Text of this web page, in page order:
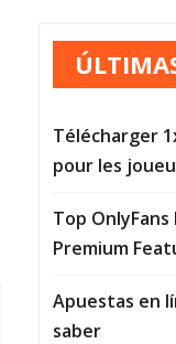
Télécharger
pour les
Top
Premium
Apuestas en
saber